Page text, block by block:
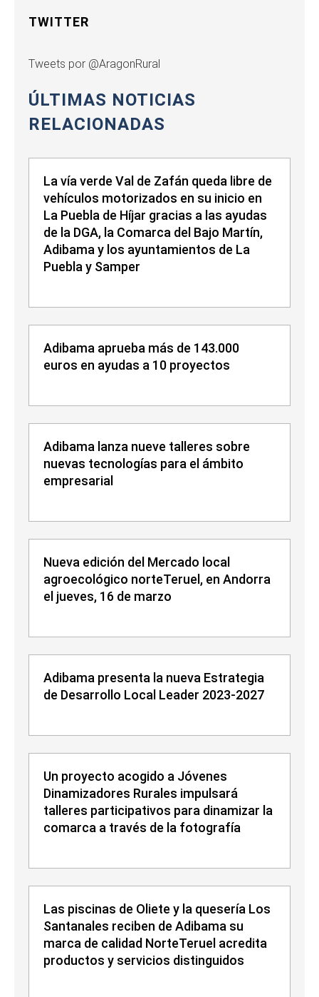
TWITTER
Tweets por @AragonRural
ÚLTIMAS NOTICIAS
RELACIONADAS
La vía verde Val de Zafán queda libre de
vehículos motorizados en su inicio en
La Puebla de Híjar gracias a las ayudas
de la DGA, la Comarca del Bajo Martín,
Adibama y los ayuntamientos de La
Puebla y Samper
Adibama aprueba más de 143.000
euros en ayudas a 10 proyectos
Adibama lanza nueve talleres sobre
nuevas tecnologías para el ámbito
empresarial
Nueva edición del Mercado local
agroecológico norteTeruel, en Andorra
el jueves, 16 de marzo
Adibama presenta la nueva Estrategia
de Desarrollo Local Leader 2023-2027
Un proyecto acogido a Jóvenes
Dinamizadores Rurales impulsará
talleres participativos para dinamizar la
comarca a través de la fotografía
Las piscinas de Oliete y la quesería Los
Santanales reciben de Adibama su
marca de calidad NorteTeruel acredita
productos y servicios distinguidos